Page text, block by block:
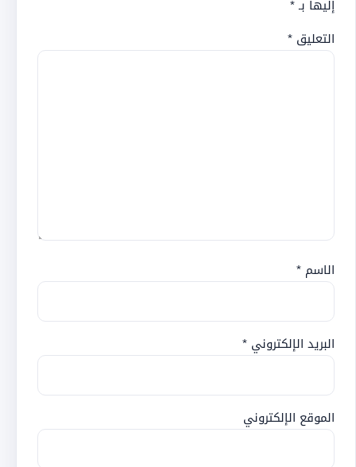
إليها بـ*
التعليق *
الاسم *
البريد الإلكتروني *
الموقع الإلكتروني